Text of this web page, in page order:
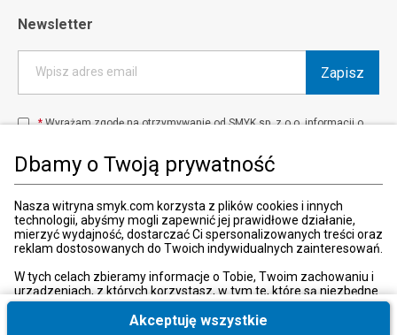
Dbamy o Twoją prywatność
Nasza witryna smyk.com korzysta z plików cookies i innych
technologii, abyśmy mogli zapewnić jej prawidłowe działanie,
mierzyć wydajność, dostarczać Ci spersonalizowanych treści oraz
reklam dostosowanych do Twoich indywidualnych zainteresowań.
W tych celach zbieramy informacje o Tobie, Twoim zachowaniu i
urządzeniach, z których korzystasz, w tym te, które są niezbędne
do prawidłowego funkcjonowania strony internetowej smyk.com.
Te niezbędne pliki cookies możesz wyłączyć zmieniając
Akceptuję wszystkie
Newsletter
Wpisz adres email Zapisz
*Wyrażam zgodę na otrzymywanie od SMYK sp. z o.o. informacji o
elektronicznej (e-mail).
W każdej chwili możesz z łatwością cofnąć wyrażone zgody.
Kraj i język: Polska (Poland)